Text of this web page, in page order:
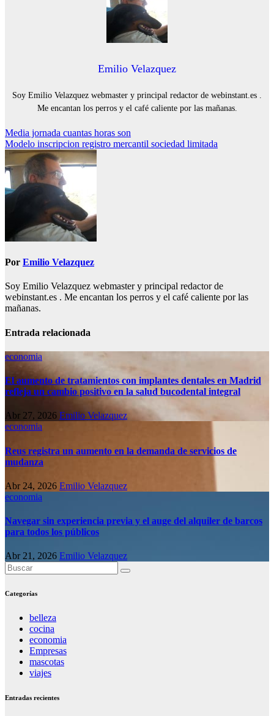
Emilio Velazquez
Soy Emilio Velazquez webmaster y principal redactor de webinstant.es .
Me encantan los perros y el café caliente por las mañanas.
Navegación
de
entradas
Media jornada cuantas horas son
Modelo inscripcion registro mercantil sociedad limitada
Por Emilio Velazquez
Soy Emilio Velazquez webmaster y principal redactor de
webinstant.es . Me encantan los perros y el café caliente por las
mañanas.
Entrada relacionada
economia
El aumento de tratamientos con implantes dentales en Madrid
refleja un cambio positivo en la salud bucodental integral
Abr 27, 2026 Emilio Velazquez
economia
Reus registra un aumento en la demanda de servicios de
mudanza
Abr 24, 2026 Emilio Velazquez
economia
Navegar sin experiencia previa y el auge del alquiler de barcos
para todos los públicos
Abr 21, 2026 Emilio Velazquez
Categorías
belleza
cocina
economia
Empresas
mascotas
viajes
Entradas recientes